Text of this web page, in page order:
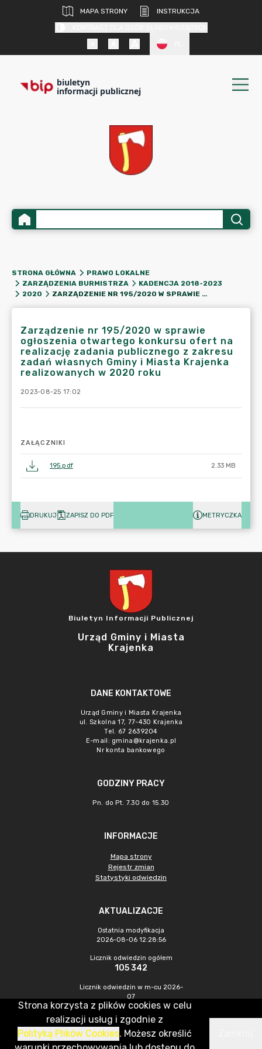
MAPA STRONY
INSTRUKCJA
biuletyn
informacji publicznej
STRONA GŁÓWNA
PRAWO LOKALNE
ZARZĄDZENIA BURMISTRZA
KADENCJA 2018-2023
2020
ZARZĄDZENIE NR 195/2020 W SPRAWIE OGŁOSZENIA OTWARTEGO KONKURSU OFERT NA REALIZACJĘ ZADANIA PUBLICZNEGO Z ZAKRESU ZADAŃ WŁASNYCH GMINY I MIASTA KRAJENKA REALIZOWANYCH W 2020 ROKU
Zarządzenie nr 195/2020 w sprawie
ogłoszenia otwartego konkursu ofert na
realizację zadania publicznego z zakresu
zadań własnych Gminy i Miasta Krajenka
realizowanych w 2020 roku
2023-08-25 17:02
ZAŁĄCZNIKI
195.pdf 2.33 MB
DRUKUJ ZAPISZ DO PDF METRYCZKA
Biuletyn Informacji Publicznej
Urząd Gminy i Miasta
Krajenka
DANE KONTAKTOWE
Urząd Gminy i Miasta Krajenka
ul. Szkolna 17, 77-430 Krajenka
Tel. 67 2639204
E-mail: gmina@krajenka.pl
Nr konta bankowego
GODZINY PRACY
Pn. do Pt. 7.30 do 15.30
INFORMACJE
Mapa strony
Rejestr zmian
Statystyki odwiedzin
AKTUALIZACJE
Ostatnia modyfikacja
2026-08-06 12:28:56
Licznik odwiedzin ogółem
105 342
Licznik odwiedzin w m-cu 2026-
07
718
CMS & Hosting: Nefeni Sp. z o.o.
Strona korzysta z plików cookies w celu
realizacji usług i zgodnie z
Polityką Plików Cookies. Możesz określić